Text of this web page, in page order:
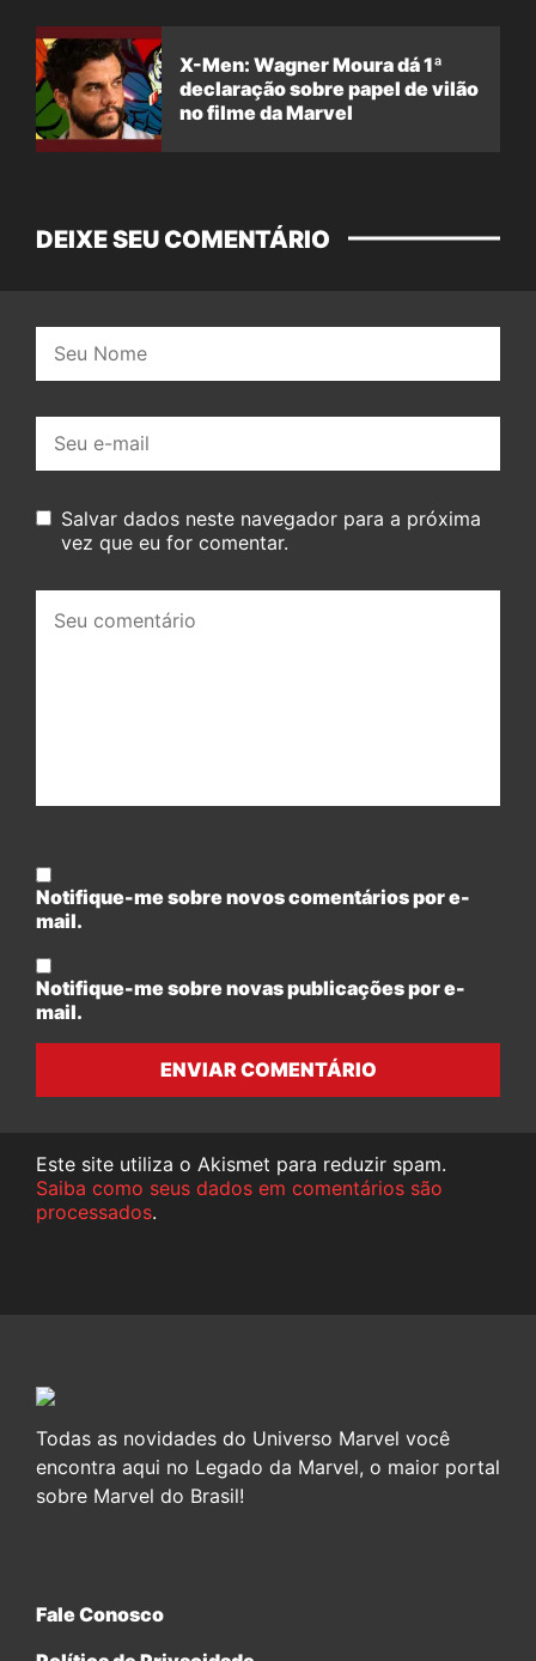
X-Men: Wagner Moura dá 1ª
declaração sobre papel de vilão
no filme da Marvel
DEIXE SEU COMENTÁRIO
mail:
Salvar dados neste navegador para a próxima
vez que eu for comentar.
comentário:
Notifique-me sobre novos comentários por e-
mail.
Notifique-me sobre novas publicações por e-
mail.
ENVIAR COMENTÁRIO
Este site utiliza o Akismet para reduzir spam.
Saiba como seus dados em comentários são
processados.
Todas as novidades do Universo Marvel você
encontra aqui no Legado da Marvel, o maior portal
sobre Marvel do Brasil!
Fale Conosco